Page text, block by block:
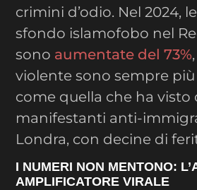
crimini d’odio. Nel 2024,
sfondo islamofobo nel
sono aumentate del 73%
violente sono sempre
come quella che ha visto
manifestanti anti-
Londra, con decine di
I NUMERI NON MENTONO:
AMPLIFICATORE VIRALE